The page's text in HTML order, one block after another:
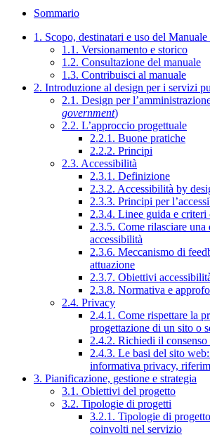
Sommario
1. Scopo, destinatari e uso del
1.1. Versionamento e storico
1.2. Consultazione del manuale
1.3. Contribuisci al manuale
2. Introduzione al design per i servizi
2.1. Design per
government)
2.2. L’approccio progettuale
2.2.1. Buone pratiche
2.2.2. Principi
2.3. Accessibilità
2.3.1. Definizione
2.3.2. Accessibilità by
2.3.3. Principi per
2.3.4. Linee guida e criteri
2.3.5. Come rilasciare una
accessibilità
2.3.6. Meccanismo di
attuazione
2.3.7. Obiettivi
2.3.8. Normativa e
2.4. Privacy
2.4.1. Come rispettare la
progettazione di un sito o
2.4.2. Richiedi il consenso
2.4.3. Le basi del sito
informativa privacy,
3. Pianificazione, gestione e strategia
3.1. Obiettivi del progetto
3.2. Tipologie di progetti
3.2.1. Tipologie di
coinvolti nel servizio